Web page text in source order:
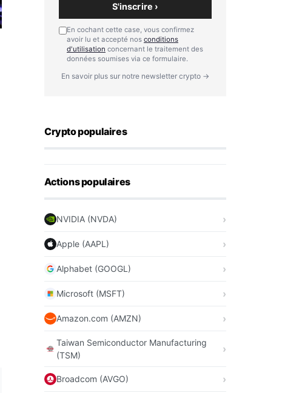
S'inscrire ›
En cochant cette case, vous confirmez
avoir lu et accepté nos conditions
d'utilisation concernant le traitement des
données soumises via ce formulaire.
En savoir plus sur notre newsletter crypto →
Crypto populaires
Actions populaires
NVIDIA (NVDA)
Apple (AAPL)
Alphabet (GOOGL)
Microsoft (MSFT)
Amazon.com (AMZN)
Taiwan Semiconductor Manufacturing
(TSM)
Broadcom (AVGO)